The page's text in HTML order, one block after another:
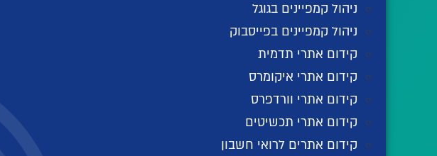
ניהול קמפיינים בגוגל
ניהול קמפיינים בפייסבוק
קידום אתרי תדמית
קידום אתרי איקומרס
קידום אתרי וורדפרס
קידום אתרי תכשיטים
קידום אתרים לרואי חשבון